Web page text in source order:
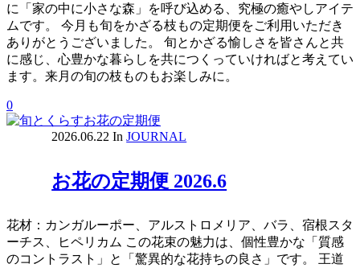
に「家の中に小さな森」を呼び込める、究極の癒やしアイテ
ムです。 今月も旬をかざる枝もの定期便をご利用いただき
ありがとうございました。 旬とかざる愉しさを皆さんと共
に感じ、心豊かな暮らしを共につくっていければと考えてい
ます。来月の旬の枝ものもお楽しみに。
0
2026.06.22 In JOURNAL
お花の定期便 2026.6
花材：カンガルーポー、アルストロメリア、バラ、宿根スタ
ーチス、ヒペリカム この花束の魅力は、個性豊かな「質感
のコントラスト」と「驚異的な花持ちの良さ」です。 王道